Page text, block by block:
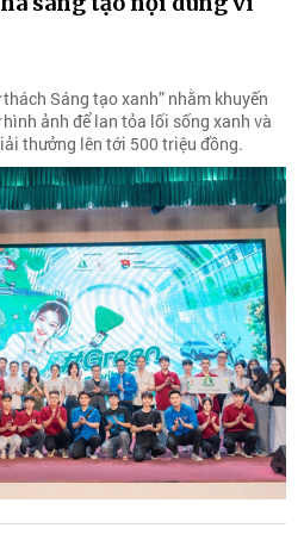
Sáng tạo xanh” nhằm khuyến
ảnh để lan tỏa lối sống xanh và
thưởng lên tới 500 triệu đồng.